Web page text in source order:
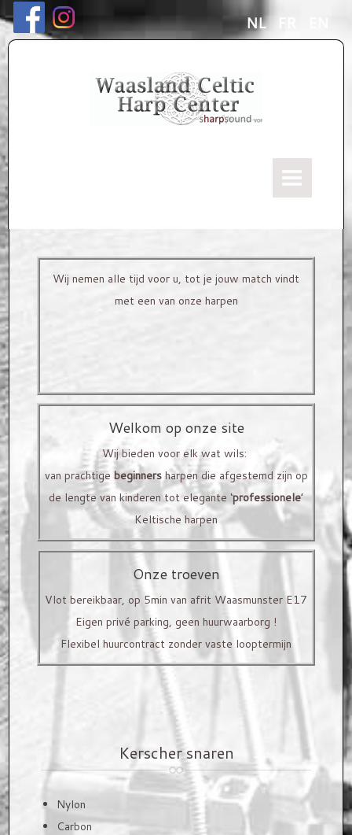
NL
Keltische "Kerscher" Harpen
Versieringen
VERHUUR
SNAREN EN TOEBEHOREN
Kerscher Snaren
Harp toebehoren
HARPLES
Showroom
Weblinks
Wij nemen alle tijd voor u, tot je jouw match vindt
met een van onze harpen
Om u beter van dienst te zijn, werken we enkel op
gerust om uw bezoek vast te leggen!
Stel zelf je eigen harp samen! Van model, houtsoort
tot versiering op maat voor jou gemaakt!
Welkom op onze site
Wij bieden voor elk wat wils:
van prachtige beginnersharpen die afgestemd zijn op
de lengte van kinderen tot elegante ‘professionele’
Keltische harpen
Onze troeven
Vlot bereikbaar, op 5min van afrit Waasmunster E17
Eigen privé parking, geen huurwaarborg !
Flexibel huurcontract zonder vaste looptermijn
Kerscher snaren
Nylon
Carbon